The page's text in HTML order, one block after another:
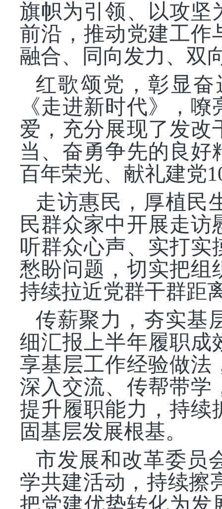
旗帜为引领、以攻坚
前沿，推动党建工作
融合、同向发力、双
红歌颂党，彰显
《走进新时代》，
爱，充分展现了发改
当、奋勇争先的良
百年荣光、献礼建党
走访惠民，厚植民
民群众家中开展走
听群众心声、实打实
愁盼问题，切实把组
持续拉近党群干群距
传薪聚力，夯实基
细汇报上半年履职成
享基层工作经验做法
深入交流、传帮带学
提升履职能力，持续
固基层发展根基。
市发展和改革委员
学共建活动，持续擦